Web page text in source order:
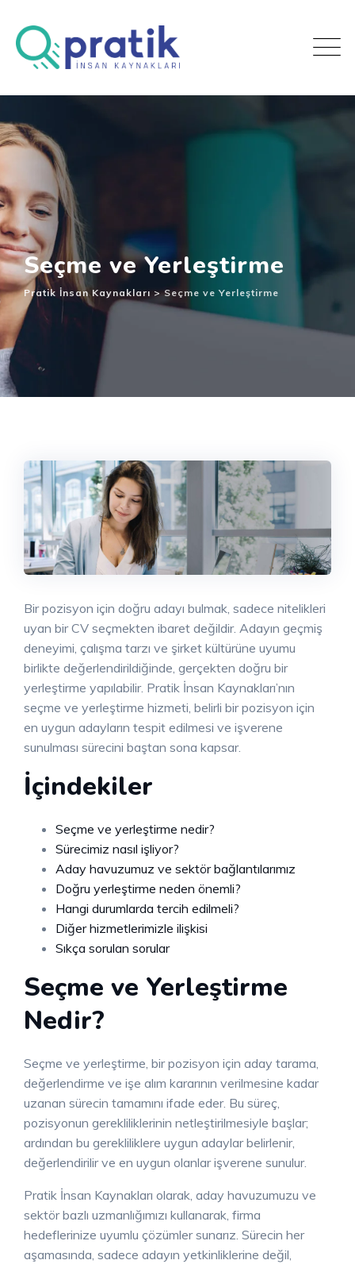
Seçme ve Yerleştirme
Pratik İnsan Kaynakları >Seçme ve Yerleştirme
Bir pozisyon için doğru adayı bulmak, sadece nitelikleri
uyan bir CV seçmekten ibaret değildir. Adayın geçmiş
deneyimi, çalışma tarzı ve şirket kültürüne uyumu
birlikte değerlendirildiğinde, gerçekten doğru bir
yerleştirme yapılabilir. Pratik İnsan Kaynakları’nın
seçme ve yerleştirme hizmeti, belirli bir pozisyon için
en uygun adayların tespit edilmesi ve işverene
sunulması sürecini baştan sona kapsar.
İçindekiler
Seçme ve yerleştirme nedir?
Sürecimiz nasıl işliyor?
Aday havuzumuz ve sektör bağlantılarımız
Doğru yerleştirme neden önemli?
Hangi durumlarda tercih edilmeli?
Diğer hizmetlerimizle ilişkisi
Sıkça sorulan sorular
Seçme ve Yerleştirme
Nedir?
Seçme ve yerleştirme, bir pozisyon için aday tarama,
değerlendirme ve işe alım kararının verilmesine kadar
uzanan sürecin tamamını ifade eder. Bu süreç,
pozisyonun gerekliliklerinin netleştirilmesiyle başlar;
ardından bu gerekliliklere uygun adaylar belirlenir,
değerlendirilir ve en uygun olanlar işverene sunulur.
Pratik İnsan Kaynakları olarak, aday havuzumuzu ve
sektör bazlı uzmanlığımızı kullanarak, firma
hedeflerinize uyumlu çözümler sunarız. Sürecin her
aşamasında, sadece adayın yetkinliklerine değil,